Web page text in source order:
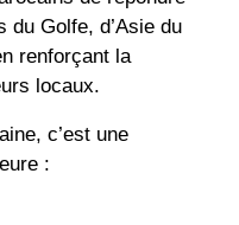
du Golfe, d’Asie du
renforçant la
locaux.
c’est une
: